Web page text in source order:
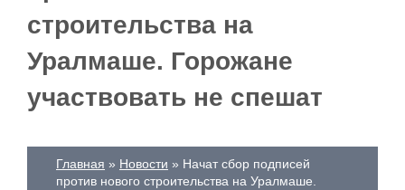
строительства на
Уралмаше. Горожане
участвовать не спешат
Главная Новости
Начат сбор подписей
против нового строительства на Уралмаше.